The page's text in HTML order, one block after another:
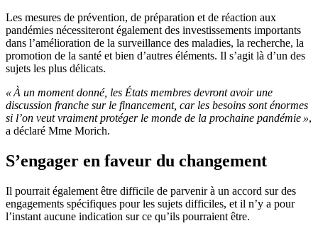
Les mesures de prévention, de préparation et de réaction aux
pandémies nécessiteront également des investissements importants
dans l’amélioration de la surveillance des maladies, la recherche, la
promotion de la santé et bien d’autres éléments. Il s’agit là d’un des
sujets les plus délicats.
« À un moment donné, les États membres devront avoir une
discussion franche sur le financement, car les besoins sont énormes
si l’on veut vraiment protéger le monde de la prochaine pandémie »,
a déclaré Mme Morich.
S’engager en faveur du changement
Il pourrait également être difficile de parvenir à un accord sur des
engagements spécifiques pour les sujets difficiles, et il n’y a pour
l’instant aucune indication sur ce qu’ils pourraient être.